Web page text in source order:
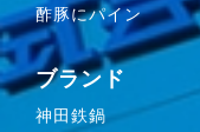
酢豚にパイン
ブランド
神田鉄鍋